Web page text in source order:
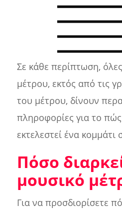
Σε κάθε περίπτωση,
μέτρου, εκτός από τις
του μέτρου, δίνουν
πληροφορίες για το
εκτελεστεί ένα
Πόσο
μουσικό
Για να προσδιορίσετε